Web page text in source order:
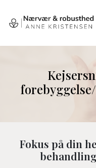
hovedindhold
Fokus på din